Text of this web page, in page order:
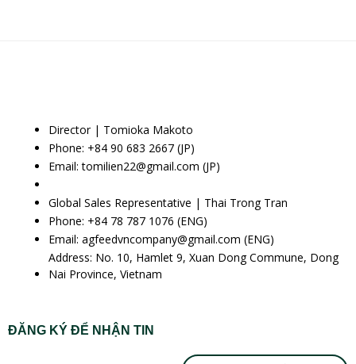
Director | Tomioka Makoto
Phone: +84 90 683 2667 (JP)
Email: tomilien22@gmail.com (JP)
Global Sales Representative | Thai Trong Tran
Phone: +84 78 787 1076 (ENG)
Email: agfeedvncompany@gmail.com (ENG)
Address: No. 10, Hamlet 9, Xuan Dong Commune, Dong
Nai Province, Vietnam
ĐĂNG KÝ ĐỂ NHẬN TIN